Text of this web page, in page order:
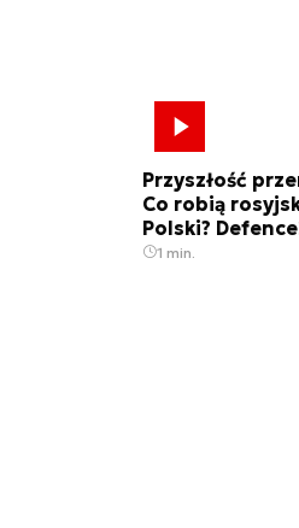
Przyszłość
Co robią
Polski?
1 min.